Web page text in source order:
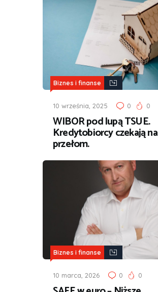
Biznes i finanse
10 września, 2025 0 0
WIBOR pod lupą TSUE.
Kredytobiorcy czekają na
przełom.
Biznes i finanse
10 marca, 2026 0 0